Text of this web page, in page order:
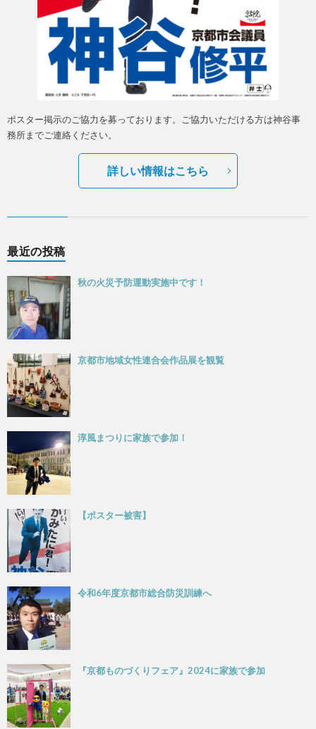
ポスター掲示のご協力を募っております。ご協力いただける方は神谷事
務所までご連絡ください。
詳しい情報はこちら
最近の投稿
秋の火災予防運動実施中です！
京都市地域女性連合会作品展を観覧
淳風まつりに家族で参加！
【ポスター被害】
令和6年度京都市総合防災訓練へ
『京都ものづくりフェア』2024に家族で参加